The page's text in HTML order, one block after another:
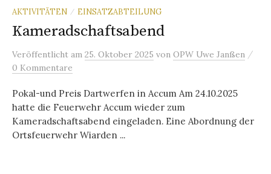
AKTIVITÄTEN / EINSATZABTEILUNG
Kameradschaftsabend
Veröffentlicht am 25. Oktober 2025 von OPW Uwe Janßen /
0 Kommentare
Pokal-und Preis Dartwerfen in Accum Am 24.10.2025
hatte die Feuerwehr Accum wieder zum
Kameradschaftsabend eingeladen. Eine Abordnung der
Ortsfeuerwehr Wiarden ...